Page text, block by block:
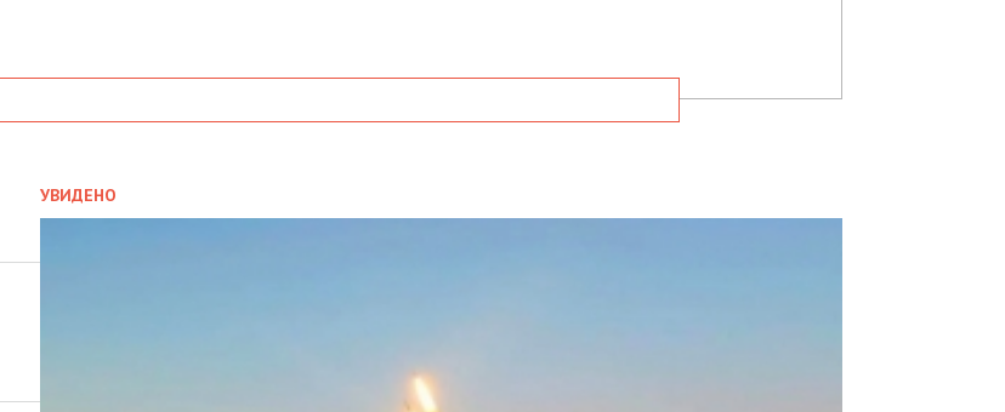
УВИДЕНО